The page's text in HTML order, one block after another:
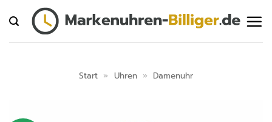
Inhalt
springen
Start » Uhren » Damenuhr